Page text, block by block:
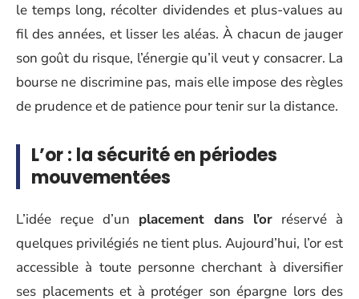
le temps long, récolter dividendes et plus-values au
fil des années, et lisser les aléas. À chacun de jauger
son goût du risque, l’énergie qu’il veut y consacrer. La
bourse ne discrimine pas, mais elle impose des règles
de prudence et de patience pour tenir sur la distance.
L’or : la sécurité en périodes
mouvementées
L’idée reçue d’un placement dans l’or réservé à
quelques privilégiés ne tient plus. Aujourd’hui, l’or est
accessible à toute personne cherchant à diversifier
ses placements et à protéger son épargne lors des